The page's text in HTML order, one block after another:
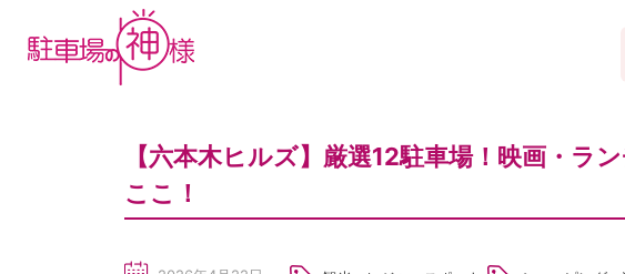
【六本木ヒルズ】厳選12駐車場！映画・ラ
ここ！